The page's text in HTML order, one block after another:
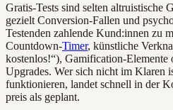
Gratis-Tests sind selten altruistische
gezielt Conversion-Fallen und
Testenden zahlende Kund:innen zu
Countdown-Timer, künstliche
kostenlos!“), Gamification-Elemente
Upgrades. Wer sich nicht im Klaren
funktionieren, landet schnell in der
preis als geplant.